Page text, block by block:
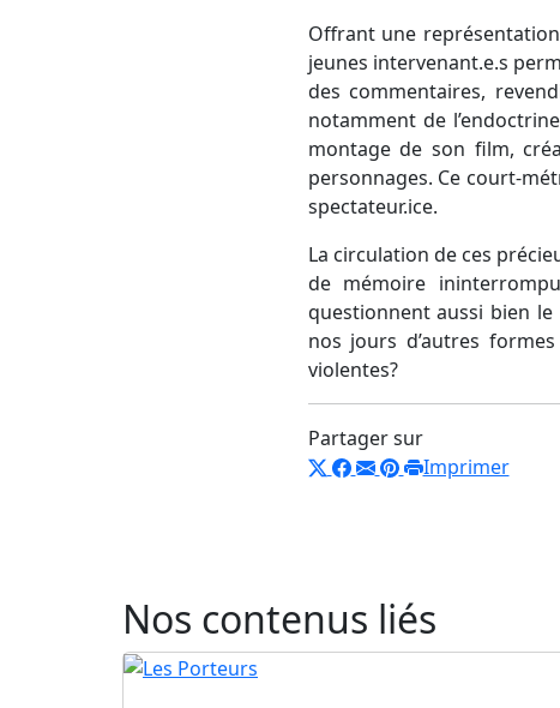
Offrant une
jeunes intervenant.e.s
des commentaires,
notamment de
montage de son film,
personnages. Ce court-
spectateur.ice.
La circulation de ces
de mémoire
questionnent aussi bien
nos jours d’autres
violentes?
Partager sur
Imprimer
Nos contenus liés